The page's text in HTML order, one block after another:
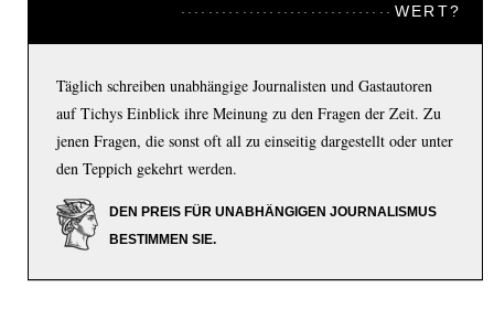
WERT?
Täglich schreiben unabhängige Journalisten und Gastautoren
auf Tichys Einblick ihre Meinung zu den Fragen der Zeit. Zu
jenen Fragen, die sonst oft all zu einseitig dargestellt oder unter
den Teppich gekehrt werden.
DEN PREIS FÜR UNABHÄNGIGEN JOURNALISMUS
BESTIMMEN SIE.